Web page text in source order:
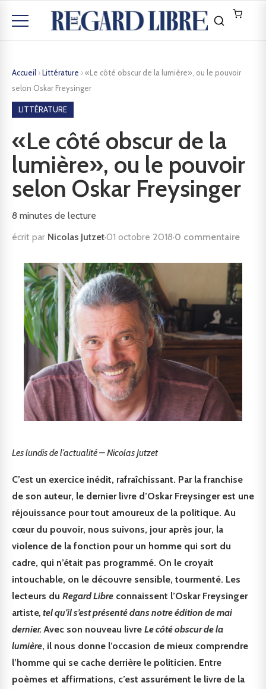
Accueil ›Littérature ›«Le côté obscur de la lumière», ou le pouvoir
selon Oskar Freysinger
LITTÉRATURE
«Le côté obscur de la
lumière», ou le pouvoir
selon Oskar Freysinger
8 minutes de lecture
écrit par Nicolas Jutzet·01 octobre 2018·0 commentaire
Les lundis de l’actualité – Nicolas Jutzet
C’est un exercice inédit, rafraîchissant. Par la franchise
de son auteur, le dernier livre d’Oskar Freysinger est une
réjouissance pour tout amoureux de la politique. Au
cœur du pouvoir, nous suivons, jour après jour, la
violence de la fonction pour un homme qui sort du
cadre, qui n’était pas programmé. On le croyait
intouchable, on le découvre sensible, tourmenté. Les
lecteurs du Regard Libre connaissent l’Oskar Freysinger
artiste, tel qu’il s’est présenté dans notre édition de mai
dernier. Avec son nouveau livre Le côté obscur de la
lumière, il nous donne l’occasion de mieux comprendre
l’homme qui se cache derrière le politicien. Entre
poèmes et affirmations, c’est assurément le livre de la